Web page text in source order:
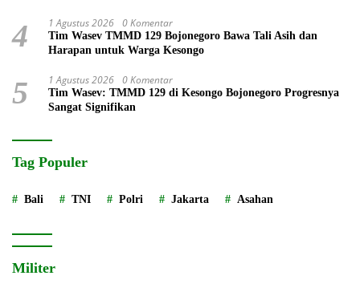
4 1 Agustus 2026 0 Komentar
Tim Wasev TMMD 129 Bojonegoro Bawa Tali Asih dan
Harapan untuk Warga Kesongo
5 1 Agustus 2026 0 Komentar
Tim Wasev: TMMD 129 di Kesongo Bojonegoro Progresnya
Sangat Signifikan
Tag Populer
Bali TNI Polri Jakarta Asahan
Militer